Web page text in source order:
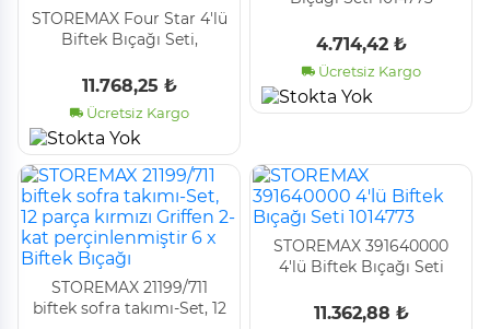
STOREMAX Four Star 4'lü
Biftek Bıçağı Seti,
1014773
11.768,25 ₺
Ücretsiz Kargo
4.714,42 ₺
Ücretsiz Kargo
STOREMAX 21199/711
biftek sofra takımı-Set, 12
STOREMAX 391640000
4'lü Biftek Bıçağı Seti
11.362,88 ₺